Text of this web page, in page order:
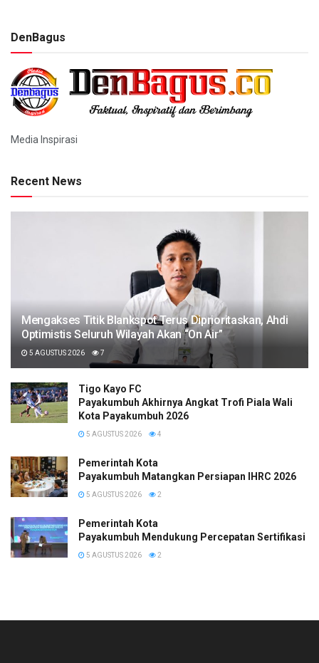
DenBagus
Media Inspirasi
Recent News
Mengakses Titik Blankspot Terus Diprioritaskan, Ahdi
Optimistis Seluruh Wilayah Akan “On Air”
5 AGUSTUS 2026 7
Tigo Kayo FC
Payakumbuh Akhirnya Angkat Trofi Piala Wali
Kota Payakumbuh 2026
5 AGUSTUS 2026 4
Pemerintah Kota
Payakumbuh Matangkan Persiapan IHRC 2026
5 AGUSTUS 2026 2
Pemerintah Kota
Payakumbuh Mendukung Percepatan Sertifikasi
5 AGUSTUS 2026 2